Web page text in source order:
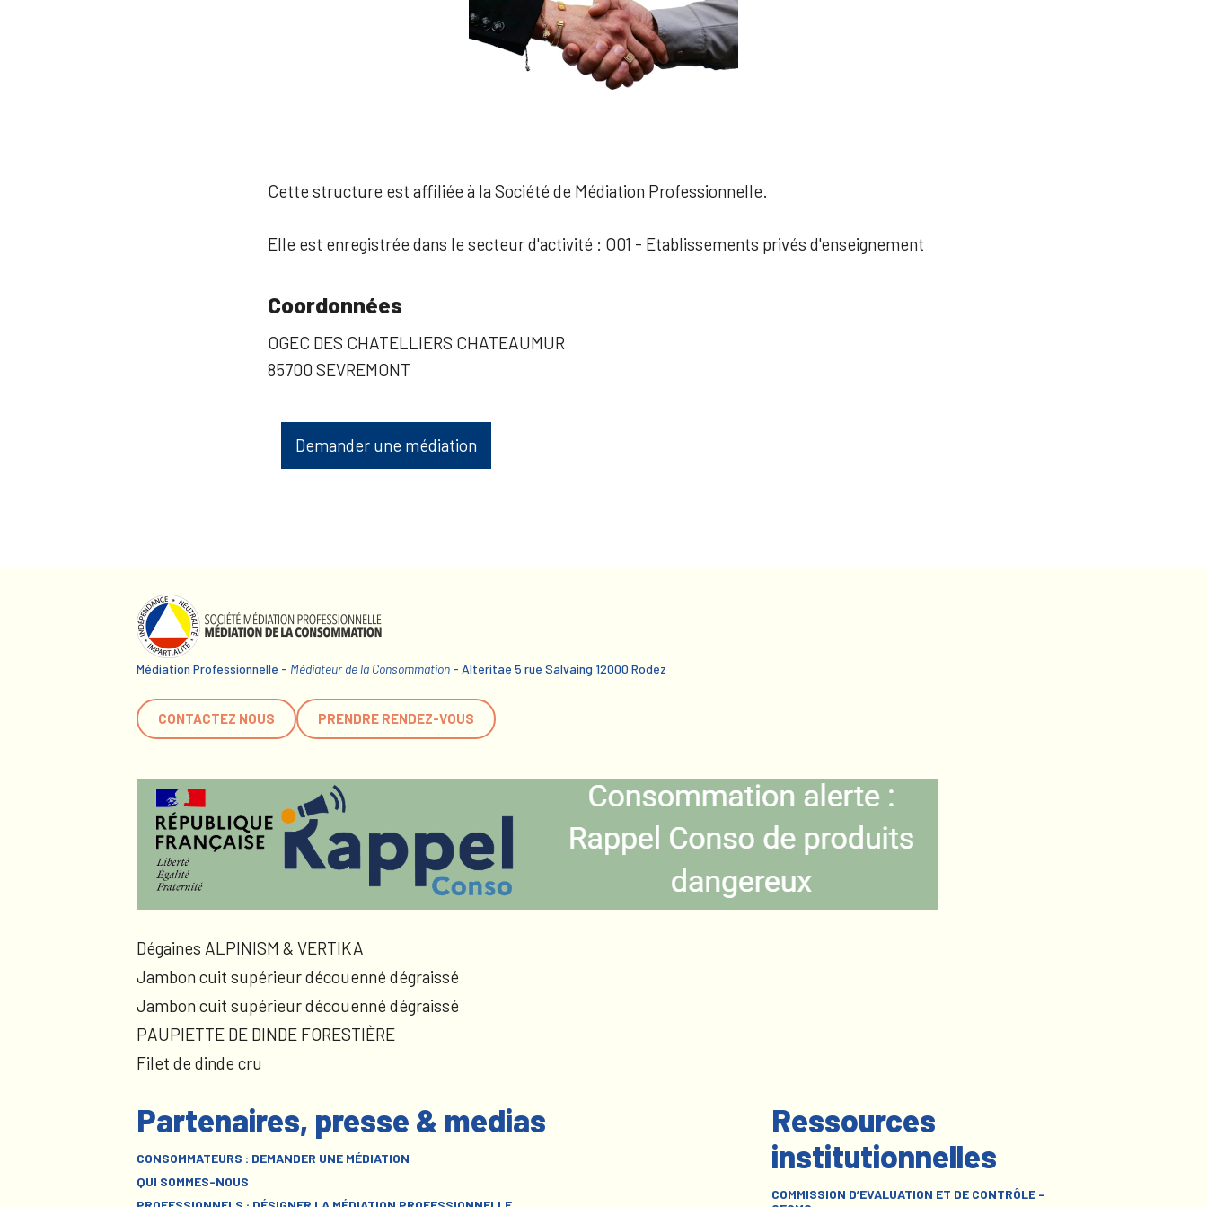
Cette structure est affiliée à la Société de Médiation Professionnelle.
Elle est enregistrée dans le secteur d'activité : O01 - Etablissements privés d'enseignement
Coordonnées
OGEC DES CHATELLIERS CHATEAUMUR
85700 SEVREMONT
Demander une médiation
Médiation Professionnelle - Médiateur de la Consommation - Alteritae 5 rue Salvaing 12000 Rodez
CONTACTEZ NOUS PRENDRE RENDEZ-VOUS
Dégaines ALPINISM & VERTIKA
Jambon cuit supérieur découenné dégraissé
Jambon cuit supérieur découenné dégraissé
PAUPIETTE DE DINDE FORESTIÈRE
Filet de dinde cru
Partenaires, presse & medias
CONSOMMATEURS : DEMANDER UNE MÉDIATION
QUI SOMMES-NOUS
Ressources
institutionnelles
COMMISSION D’EVALUATION ET DE CONTRÔLE –